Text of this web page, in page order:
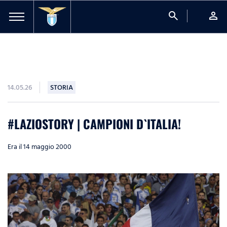
search person
14.05.26 STORIA
#LAZIOSTORY | CAMPIONI D`ITALIA!
Era il 14 maggio 2000